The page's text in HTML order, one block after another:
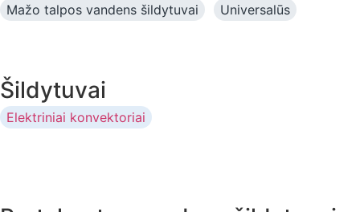
Mažo talpos vandens šildytuvai
Universalūs
Šildytuvai
Elektriniai konvektoriai